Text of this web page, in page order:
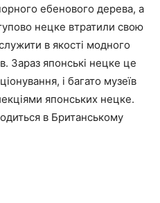
ебенового дерева, а
нецке втратили свою
в якості модного
Зараз японські нецке це
і багато музеїв
японських нецке.
в Британському